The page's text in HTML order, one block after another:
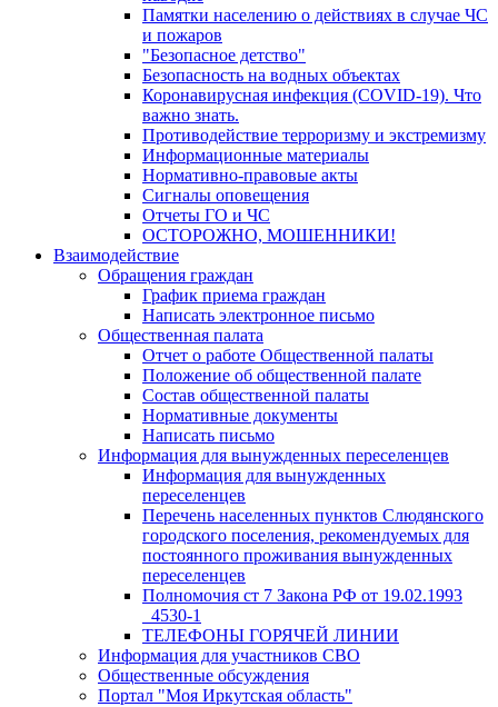
Памятки населению о действиях в случае ЧС
и пожаров
"Безопасное детство"
Безопасность на водных объектах
Коронавирусная инфекция (COVID-19). Что
важно знать.
Противодействие терроризму и экстремизму
Информационные материалы
Нормативно-правовые акты
Сигналы оповещения
Отчеты ГО и ЧС
ОСТОРОЖНО, МОШЕННИКИ!
Взаимодействие
Обращения граждан
График приема граждан
Написать электронное письмо
Общественная палата
Отчет о работе Общественной палаты
Положение об общественной палате
Состав общественной палаты
Нормативные документы
Написать письмо
Информация для вынужденных переселенцев
Информация для вынужденных
переселенцев
Перечень населенных пунктов Слюдянского
городского поселения, рекомендуемых для
постоянного проживания вынужденных
переселенцев
Полномочия ст 7 Закона РФ от 19.02.1993
_4530-1
ТЕЛЕФОНЫ ГОРЯЧЕЙ ЛИНИИ
Информация для участников СВО
Общественные обсуждения
Портал "Моя Иркутская область"